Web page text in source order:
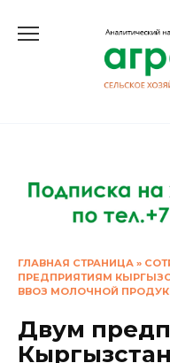
ГЛАВНАЯ СТРАНИЦА »
ПРЕДПРИЯТИЯМ
ВВОЗ МОЛОЧНОЙ
Двум